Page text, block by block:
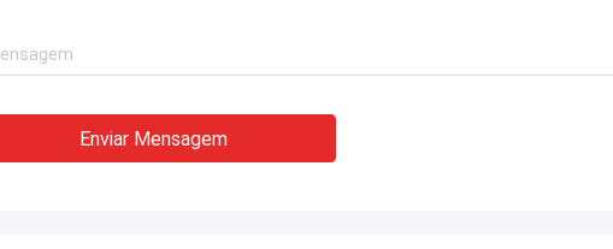
Enviar Mensagem